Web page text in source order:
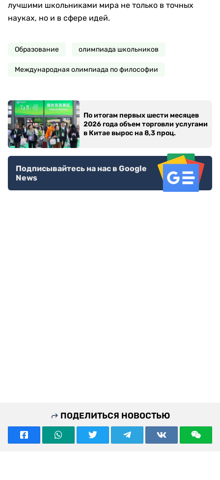
лучшими школьниками мира не только в точных
науках, но и в сфере идей.
Образование олимпиада школьников
Международная олимпиада по философии
По итогам первых шести месяцев
2026 года объем торговли услугами
в Китае вырос на 8,3 проц.
Подписывайтесь на нас в Google
News
ПОДЕЛИТЬСЯ НОВОСТЬЮ